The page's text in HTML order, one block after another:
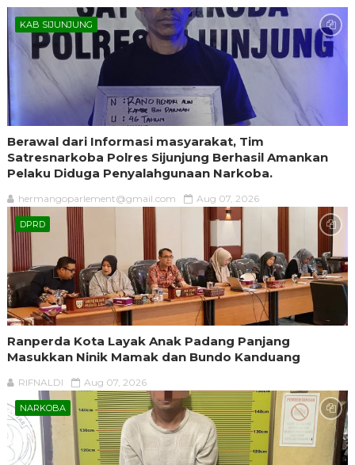
KAB SIJUNJUNG
Berawal dari Informasi masyarakat, Tim
Satresnarkoba Polres Sijunjung Berhasil Amankan
Pelaku Diduga Penyalahgunaan Narkoba.
hermangoparlement@gmail.com Aug 07, 2026
DPRD
Ranperda Kota Layak Anak Padang Panjang
Masukkan Ninik Mamak dan Bundo Kanduang
RIFNALDI Aug 07, 2026
NARKOBA